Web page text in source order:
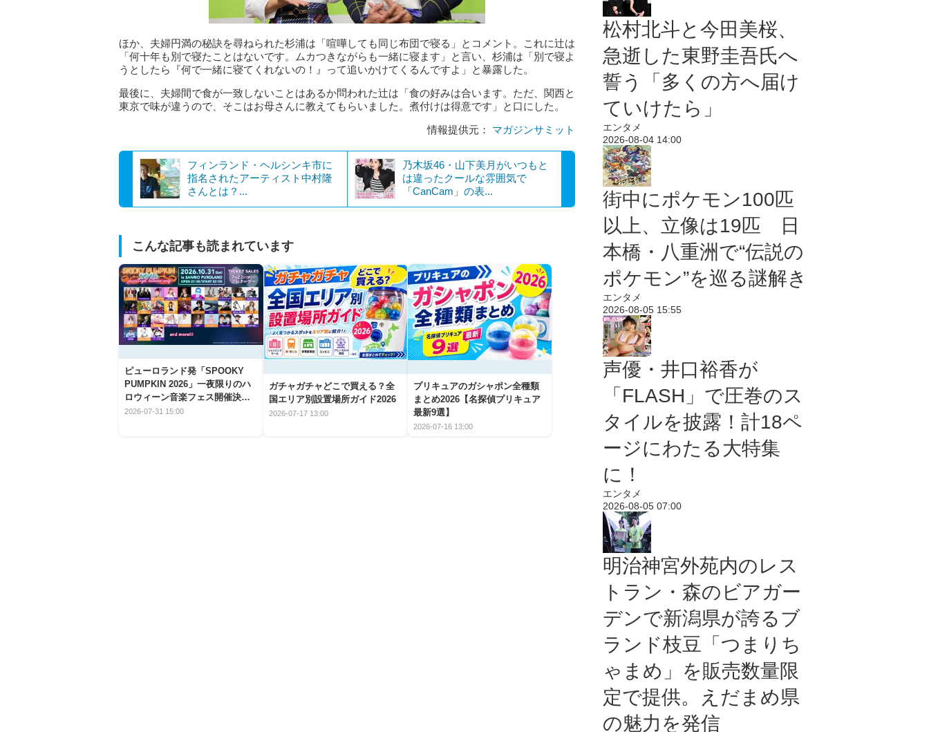
ほか、夫婦円満の秘訣を尋ねられた杉浦は「喧嘩しても同じ布団で寝る」とコメント。これに辻は
「何十年も別で寝たことはないです。ムカつきながらも一緒に寝ます」と言い、杉浦は「別で寝よ
うとしたら『何で一緒に寝てくれないの！』って追いかけてくるんですよ」と暴露した。
最後に、夫婦間で食が一致しないことはあるか問われた辻は「食の好みは合います。ただ、関西と
東京で味が違うので、そこはお母さんに教えてもらいました。煮付けは得意です」と口にした。
情報提供元： マガジンサミット
フィンランド・ヘルシンキ市に
指名されたアーティスト中村隆
さんとは？...
乃木坂46・山下美月がいつもと
は違ったクールな雰囲気で
「CanCam」の表...
こんな記事も読まれています
ピューロランド発「SPOOKY
PUMPKIN 2026」一夜限りのハ
ロウィーン音楽フェス開催決
定！
2026-07-31 15:00
ガチャガチャどこで買える？全
国エリア別設置場所ガイド2026
2026-07-17 13:00
プリキュアのガシャポン全種類
まとめ2026【名探偵プリキュア
最新9選】
2026-07-16 13:00
松村北斗と今田美桜、
急逝した東野圭吾氏へ
誓う「多くの方へ届け
ていけたら」
エンタメ
2026-08-04 14:00
街中にポケモン100匹
以上、立像は19匹 日
本橋・八重洲で“伝説の
ポケモン”を巡る謎解き
エンタメ
2026-08-05 15:55
声優・井口裕香が
「FLASH」で圧巻のス
タイルを披露！計18ペ
ージにわたる大特集
に！
エンタメ
2026-08-05 07:00
明治神宮外苑内のレス
トラン・森のビアガー
デンで新潟県が誇るブ
ランド枝豆「つまりち
ゃまめ」を販売数量限
定で提供。えだまめ県
の魅力を発信